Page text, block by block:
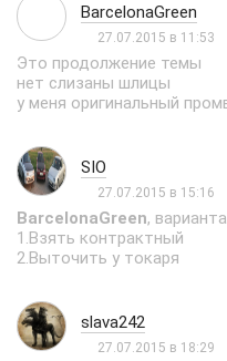
BarcelonaGreen
27.07.2015 в 11:53
Это продолжение темы
нет слизаны шлицы
у меня оригинальный
SIO
27.07.2015 в 15:16
BarcelonaGreen,
1.Взять контрактный
2.Выточить у токаря
slava242
27.07.2015 в 18:29